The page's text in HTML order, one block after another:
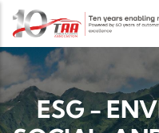
Aller au contenu principal
ESG -